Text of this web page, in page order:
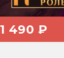
1 490 ₽